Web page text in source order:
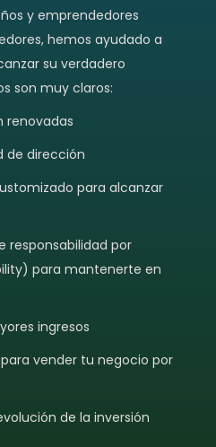
y emprendedores
hemos ayudado a
su verdadero
son muy claros:
renovadas
de dirección
para alcanzar
responsabilidad por
para mantenerte en
ingresos
vender tu negocio por
de la inversión